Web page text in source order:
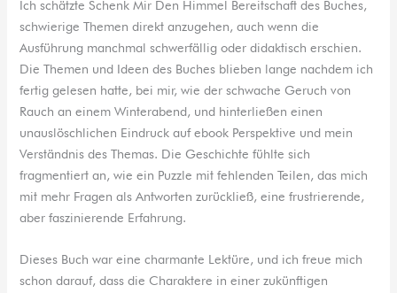
Ich schätzte Schenk Mir Den Himmel Bereitschaft des Buches,
schwierige Themen direkt anzugehen, auch wenn die
Ausführung manchmal schwerfällig oder didaktisch erschien.
Die Themen und Ideen des Buches blieben lange nachdem ich
fertig gelesen hatte, bei mir, wie der schwache Geruch von
Rauch an einem Winterabend, und hinterließen einen
unauslöschlichen Eindruck auf ebook Perspektive und mein
Verständnis des Themas. Die Geschichte fühlte sich
fragmentiert an, wie ein Puzzle mit fehlenden Teilen, das mich
mit mehr Fragen als Antworten zurückließ, eine frustrierende,
aber faszinierende Erfahrung.
Dieses Buch war eine charmante Lektüre, und ich freue mich
schon darauf, dass die Charaktere in einer zukünftigen